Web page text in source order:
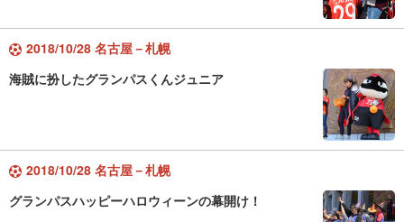
2018/10/28 名古屋－札幌
海賊に扮したグランパスくんジュニア
2018/10/28 名古屋－札幌
グランパスハッピーハロウィーンの幕開け！